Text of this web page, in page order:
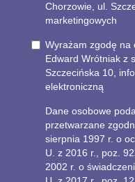
Chorzowie, ul.
marketingowych
Wyrażam zgodę na
Edward Wrótniak z
Szczecińska 10,
elektroniczną
Dane osobowe
przetwarzane
sierpnia 1997 r. o
U. z 2016 r., poz.
2002 r. o